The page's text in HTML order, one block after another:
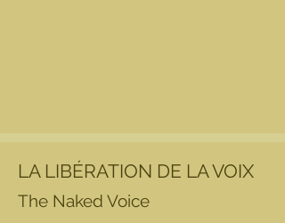
LA LIBÉRATION DE LA VOIX
The Naked Voice